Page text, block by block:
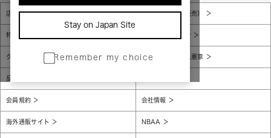
Stay on Japan Site
Remember my choice
店舗一覧 販売規約（店頭販売）
特定商取引法に基づく表示 個人情報保護方針
グローバルプライバシーポリシー コンプライアンス憲章
反社会的勢力に対する基本方針
会員規約 会社情報
海外通販サイト NBAA